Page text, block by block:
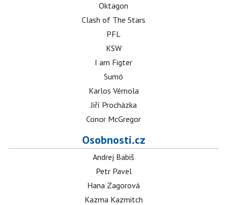
Oktagon
Clash of The Stars
PFL
KSW
I am Figter
Sumó
Karlos Vémola
Jiří Procházka
Conor McGregor
Osobnosti.cz
Andrej Babiš
Petr Pavel
Hana Zagorová
Kazma Kazmitch